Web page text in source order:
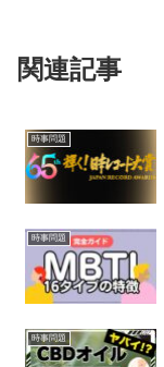
関連記事
時事問題
時事問題
時事問題